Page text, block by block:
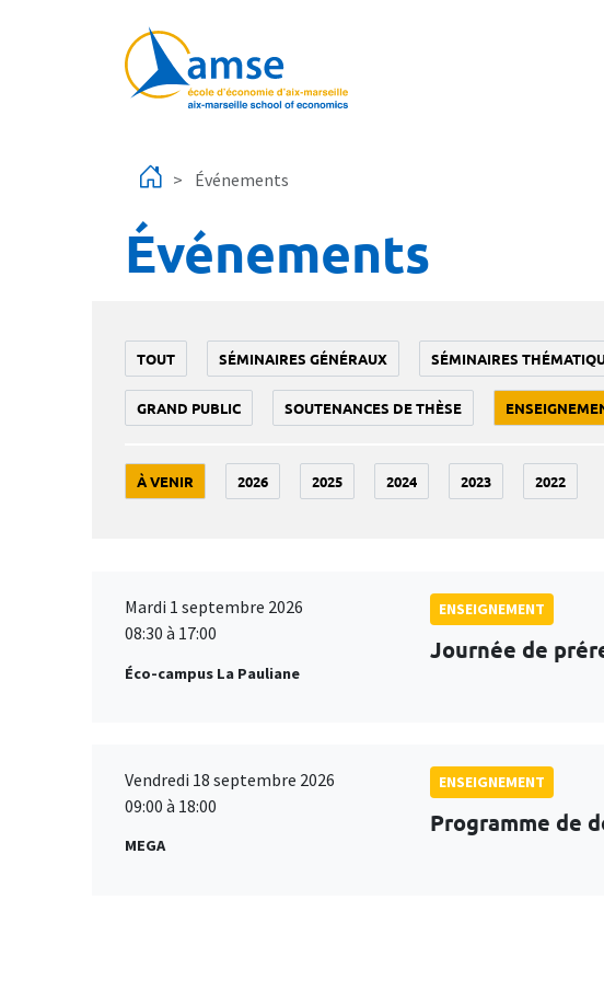
Événements
Événements
TOUT SÉMINAIRES GÉNÉRAUX SÉMINAIRES
GRAND PUBLIC SOUTENANCES DE THÈSE
À VENIR 2026 2025 2024 2023 2022
Mardi 1 septembre 2026
08:30 à 17:00
Éco-campus La Pauliane
ENSEIGNEMENT
Journée de
Vendredi 18 septembre 2026
09:00 à 18:00
MEGA
ENSEIGNEMENT
Programme de